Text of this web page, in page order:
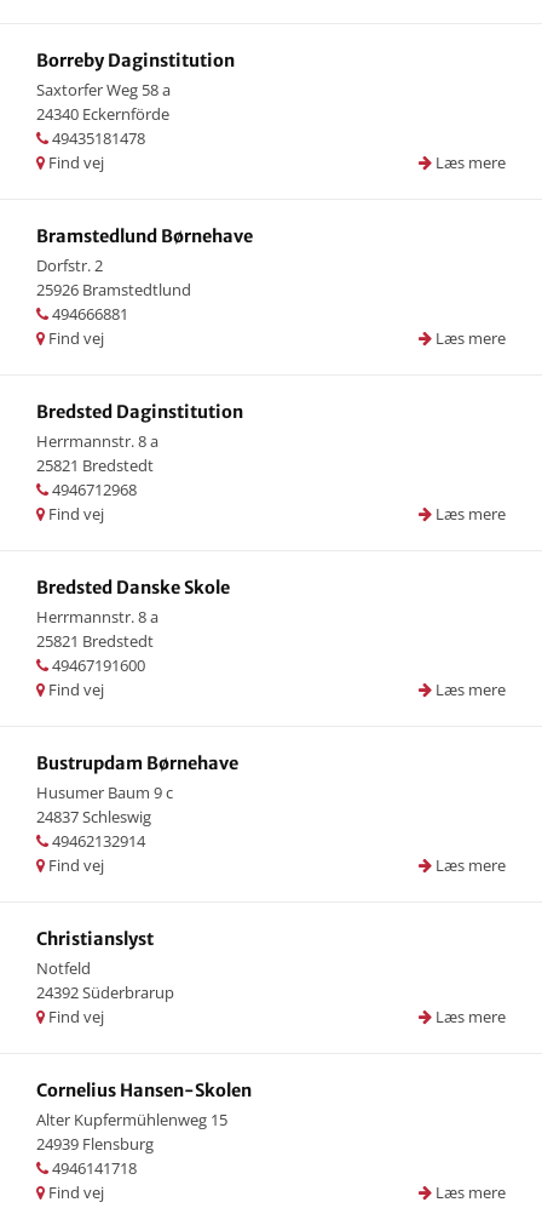
Borreby Daginstitution
Saxtorfer Weg 58 a
24340 Eckernförde
49435181478
Læs mere
Find vej
Bramstedlund Børnehave
Dorfstr. 2
25926 Bramstedtlund
494666881
Læs mere
Find vej
Bredsted Daginstitution
Herrmannstr. 8 a
25821 Bredstedt
4946712968
Læs mere
Find vej
Bredsted Danske Skole
Herrmannstr. 8 a
25821 Bredstedt
49467191600
Læs mere
Find vej
Bustrupdam Børnehave
Husumer Baum 9 c
24837 Schleswig
49462132914
Læs mere
Find vej
Christianslyst
Notfeld
24392 Süderbrarup
Læs mere
Find vej
Cornelius Hansen-Skolen
Alter Kupfermühlenweg 15
24939 Flensburg
4946141718
Læs mere
Find vej